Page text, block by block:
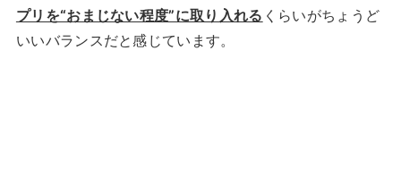
プリを“おまじない程度”に取り入れる くらいがちょうど
いいバランスだと感じています。